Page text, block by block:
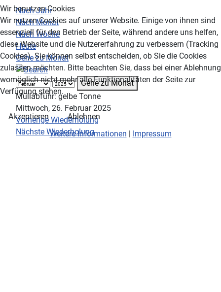
Nach Jahr
Nach Monat
Nach Woche
Heute
Gehe zu Monat
Gehe zu Monat
Müllabfuhr: gelbe Tonne
Mittwoch, 26. Februar 2025
Vorherige Wiederholung
Nächste Wiederholung
Wir benutzen Cookies
Wir nutzen Cookies auf unserer Website. Einige von ihnen sind
essenziell für den Betrieb der Seite, während andere uns helfen,
diese Website und die Nutzererfahrung zu verbessern (Tracking
Cookies). Sie können selbst entscheiden, ob Sie die Cookies
zulassen möchten. Bitte beachten Sie, dass bei einer Ablehnung
womöglich nicht mehr alle Funktionalitäten der Seite zur
Verfügung stehen.
Akzeptieren
Ablehnen
Weitere Informationen | Impressum